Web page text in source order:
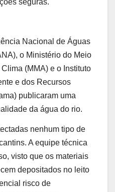
Nacional de Águas
o Ministério do Meio
(MMA) e o Instituto
e dos Recursos
publicaram uma
da água do rio.
nenhum tipo de
A equipe técnica
visto que os materiais
depositados no leito
risco de